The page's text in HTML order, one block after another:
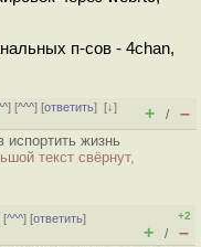
п-сов - 4chan,
] [^^^] [ответить][↓]
+ / –
испортить жизнь
текст свёрнут,
[^^^] [ответить]
+2
+ / –